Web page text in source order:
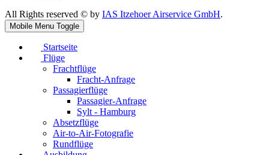
All Rights reserved © by IAS Itzehoer Airservice GmbH.
Mobile Menu Toggle
Startseite
Flüge
Frachtflüge
Fracht-Anfrage
Passagierflüge
Passagier-Anfrage
Sylt - Hamburg
Absetzflüge
Air-to-Air-Fotografie
Rundflüge